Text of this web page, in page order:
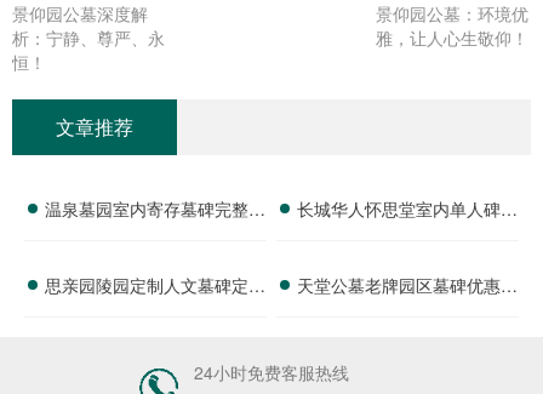
景仰园公墓深度解
析：宁静、尊严、永
恒！
景仰园公墓：环境优
雅，让人心生敬仰！
文章推荐
温泉墓园室内寄存墓碑完整报
详解
长城华人怀思堂室内单人碑位
免详解
思亲园陵园定制人文墓碑定价
详解
天堂公墓老牌园区墓碑优惠汇
24小时免费客服热线